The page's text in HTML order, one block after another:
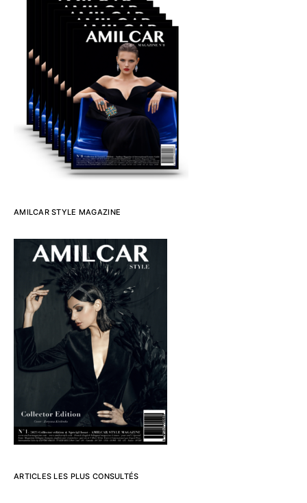
AMILCAR STYLE MAGAZINE
ARTICLES LES PLUS CONSULTÉS